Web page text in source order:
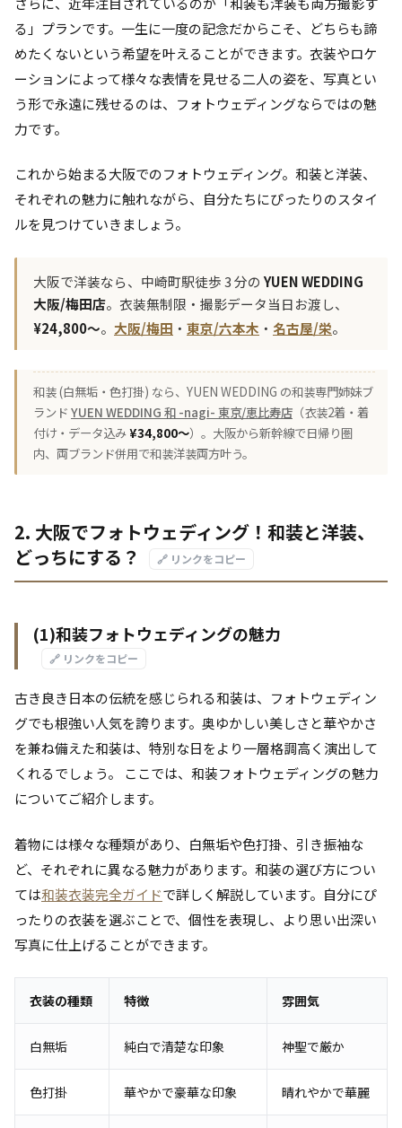
る」プランです。一生に一度の記念だからこそ、どちらも諦
めたくないという希望を叶えることができます。衣装やロケ
ーションによって様々な表情を見せる二人の姿を、写真とい
う形で永遠に残せるのは、フォトウェディングならではの魅
力です。
これから始まる大阪でのフォトウェディング。和装と洋装、
それぞれの魅力に触れながら、自分たちにぴったりのスタイ
ルを見つけていきましょう。
大阪で洋装なら、中崎町駅徒歩 3 分の YUEN WEDDING
大阪/梅田店。衣装無制限・撮影データ当日お渡し、
¥24,800〜。 大阪/梅田 ・ 東京/六本木 ・ 名古屋/栄。
和装 (白無垢・色打掛) なら、YUEN WEDDING の和装専門姉妹ブ
ランド YUEN WEDDING 和 -nagi- 東京/恵比寿店 （衣装2着・着
付け・データ込み¥34,800〜）。大阪から新幹線で日帰り圏
内、両ブランド併用で和装洋装両方叶う。
2. 大阪でフォトウェディング！和装と洋装、
どっちにする？
🔗 リンクをコピー
(1)和装フォトウェディングの魅力
🔗 リンクをコピー
古き良き日本の伝統を感じられる和装は、フォトウェディン
グでも根強い人気を誇ります。奥ゆかしい美しさと華やかさ
を兼ね備えた和装は、特別な日をより一層格調高く演出して
くれるでしょう。 ここでは、和装フォトウェディングの魅力
についてご紹介します。
着物には様々な種類があり、白無垢や色打掛、引き振袖な
ど、それぞれに異なる魅力があります。和装の選び方につい
ては和装衣装完全ガイドで詳しく解説しています。自分にぴ
ったりの衣装を選ぶことで、個性を表現し、より思い出深い
写真に仕上げることができます。
衣装の種類 特徴 雰囲気
白無垢 純白で清楚な印象 神聖で厳か
色打掛 華やかで豪華な印象 晴れやかで華麗